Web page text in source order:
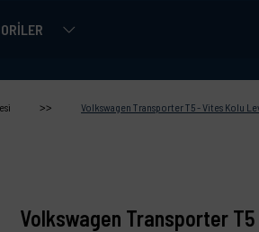
Volkswagen Transporter T5 - Vites Kolu
Volkswagen Transporter